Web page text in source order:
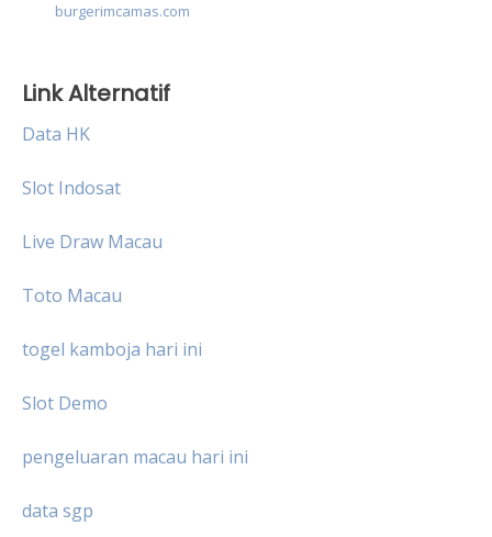
burgerimcamas.com
Link Alternatif
Data HK
Slot Indosat
Live Draw Macau
Toto Macau
togel kamboja hari ini
Slot Demo
pengeluaran macau hari ini
data sgp